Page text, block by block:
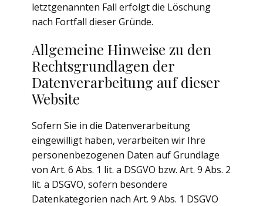
letztgenannten Fall erfolgt die Löschung
nach Fortfall dieser Gründe.
Allgemeine Hinweise zu den
Rechtsgrundlagen der
Datenverarbeitung auf dieser
Website
Sofern Sie in die Datenverarbeitung
eingewilligt haben, verarbeiten wir Ihre
personenbezogenen Daten auf Grundlage
von Art. 6 Abs. 1 lit. a DSGVO bzw. Art. 9 Abs. 2
lit. a DSGVO, sofern besondere
Datenkategorien nach Art. 9 Abs. 1 DSGVO